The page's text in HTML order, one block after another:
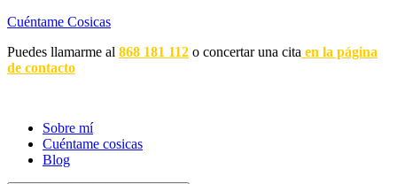
Cuéntame Cosicas
Puedes llamarme al 868 181 112 o concertar una cita en la página
de contacto
Sobre mí
Cuéntame cosicas
Blog